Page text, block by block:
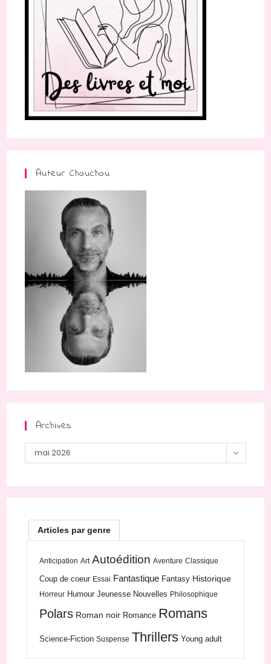
Auteur Chouchou
Archives
Archives
mai 2026
Articles par genre
Anticipation Art Autoédition Aventure Classique
Coup de coeur Essai Fantastique Fantasy Historique
Horreur Humour Jeunesse Nouvelles Philosophique
Polars Roman noir Romance Romans
Science-Fiction Suspense Thrillers Young adult